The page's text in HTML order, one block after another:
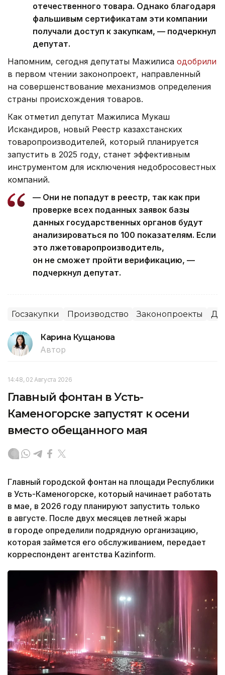
отечественного товара. Однако благодаря
фальшивым сертификатам эти компании
получали доступ к закупкам, — подчеркнул
депутат.
Напомним, сегодня депутаты Мажилиса одобрили
в первом чтении законопроект, направленный
на совершенствование механизмов определения
страны происхождения товаров.
Как отметил депутат Мажилиса Мукаш
Искандиров, новый Реестр казахстанских
товаропроизводителей, который планируется
запустить в 2025 году, станет эффективным
инструментом для исключения недобросовестных
компаний.
— Они не попадут в реестр, так как при
проверке всех поданных заявок базы
данных государственных органов будут
анализироваться по 100 показателям. Если
это лжетоваропроизводитель,
он не сможет пройти верификацию, —
подчеркнул депутат.
Госзакупки Производство Законопроекты
Карина Кущанова
Автор
14:48, 02 Августа 2026
Главный фонтан в Усть-
Каменогорске запустят к осени
вместо обещанного мая
Главный городской фонтан на площади Республики
в Усть-Каменогорске, который начинает работать
в мае, в 2026 году планируют запустить только
в августе. После двух месяцев летней жары
в городе определили подрядную организацию,
которая займется его обслуживанием, передает
корреспондент агентства Kazinform.